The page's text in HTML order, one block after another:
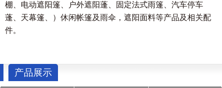
棚、电动遮阳篷、户外遮阳蓬、固定法式雨篷、汽车停车
蓬、天幕篷、）休闲帐篷及雨伞，遮阳面料等产品及相关配
件。
产品展示